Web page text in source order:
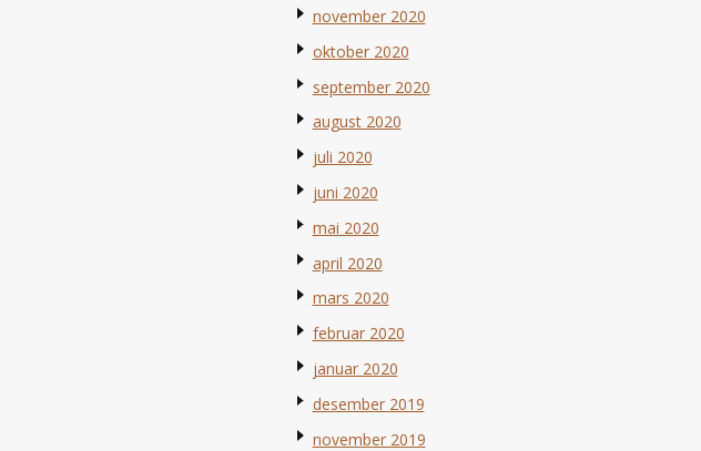
november 2020
oktober 2020
september 2020
august 2020
juli 2020
juni 2020
mai 2020
april 2020
mars 2020
februar 2020
januar 2020
desember 2019
november 2019